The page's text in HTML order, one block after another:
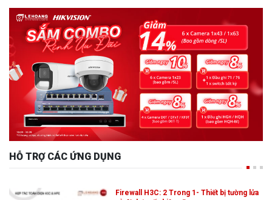
HỖ TRỢ CÁC ỨNG DỤNG
và định tuyến hiệu năng cao,…